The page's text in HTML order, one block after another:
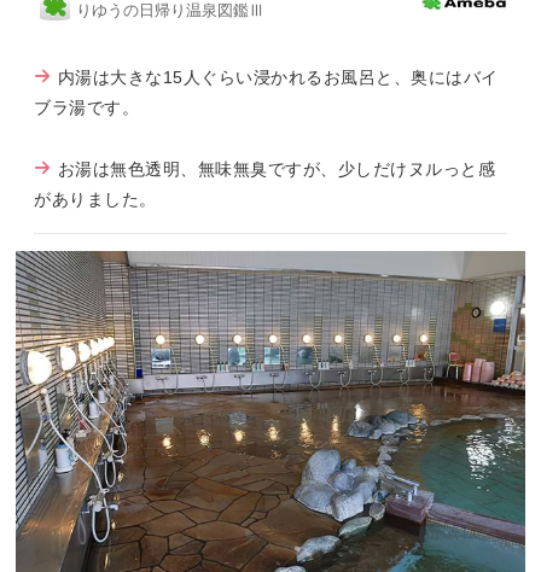
りゆうの日帰り温泉図鑑Ⅲ
内湯は大きな15人ぐらい浸かれるお風呂と、奥にはバイ
ブラ湯です。
お湯は無色透明、無味無臭ですが、少しだけヌルっと感
がありました。